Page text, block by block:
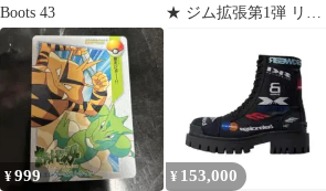
Boots 43
★ ジム拡張第1弾 リー
¥999 ¥ 153,000